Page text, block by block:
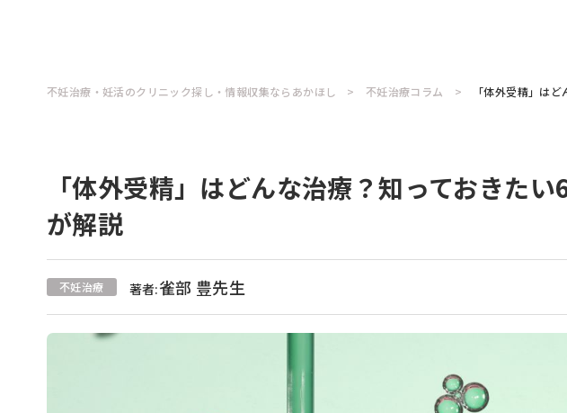
不妊治療・妊活のクリニック探し・情報収集ならあかほし 不妊治療コラム 「体外受精」は
「体外受精」はどんな治療？知っておきた
が解説
不妊治療 著者:雀部 豊先生